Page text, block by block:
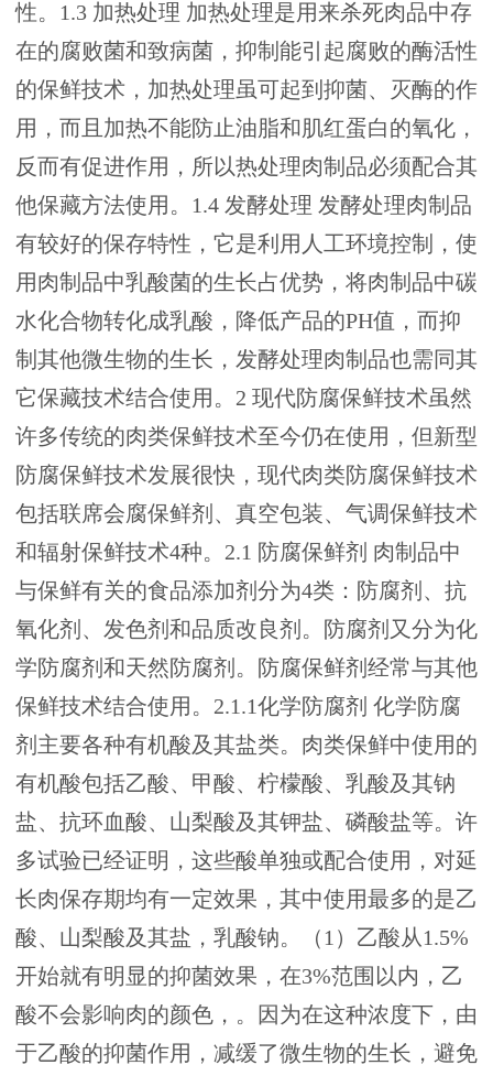
性。1.3 加热处理 加热处理是用来杀死肉品中存
在的腐败菌和致病菌，抑制能引起腐败的酶活性
的保鲜技术，加热处理虽可起到抑菌、灭酶的作
用，而且加热不能防止油脂和肌红蛋白的氧化，
反而有促进作用，所以热处理肉制品必须配合其
他保藏方法使用。1.4 发酵处理 发酵处理肉制品
有较好的保存特性，它是利用人工环境控制，使
用肉制品中乳酸菌的生长占优势，将肉制品中碳
水化合物转化成乳酸，降低产品的PH值，而抑
制其他微生物的生长，发酵处理肉制品也需同其
它保藏技术结合使用。2 现代防腐保鲜技术虽然
许多传统的肉类保鲜技术至今仍在使用，但新型
防腐保鲜技术发展很快，现代肉类防腐保鲜技术
包括联席会腐保鲜剂、真空包装、气调保鲜技术
和辐射保鲜技术4种。2.1 防腐保鲜剂 肉制品中
与保鲜有关的食品添加剂分为4类：防腐剂、抗
氧化剂、发色剂和品质改良剂。防腐剂又分为化
学防腐剂和天然防腐剂。防腐保鲜剂经常与其他
保鲜技术结合使用。2.1.1化学防腐剂 化学防腐
剂主要各种有机酸及其盐类。肉类保鲜中使用的
有机酸包括乙酸、甲酸、柠檬酸、乳酸及其钠
盐、抗环血酸、山梨酸及其钾盐、磷酸盐等。许
多试验已经证明，这些酸单独或配合使用，对延
长肉保存期均有一定效果，其中使用最多的是乙
酸、山梨酸及其盐，乳酸钠。（1）乙酸从1.5%
开始就有明显的抑菌效果，在3%范围以内，乙
酸不会影响肉的颜色，。因为在这种浓度下，由
于乙酸的抑菌作用，减缓了微生物的生长，避免